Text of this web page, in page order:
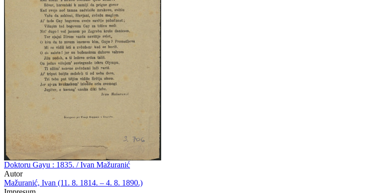
Doktoru Gayu : 1835. / Ivan Mažuranić
Autor
Mažuranić, Ivan (11. 8. 1814. – 4. 8. 1890.)